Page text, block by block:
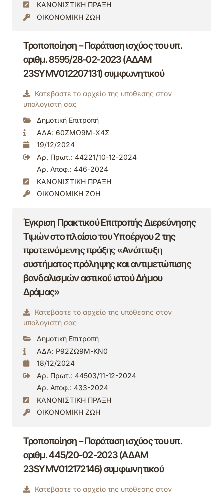
ΚΑΝΟΝΙΣΤΙΚΗ ΠΡΑΞΗ
ΟΙΚΟΝΟΜΙΚΗ ΖΩΗ
Τροποποίηση – Παράταση ισχύος του υπ.
αριθμ. 8595/28-02-2023 (ΑΔΑΜ
23SYMV012207131) συμφωνητικού
Κατεβάστε το αρχείο της υπόθεσης στον
υπολογιστή σας
Δημοτική Επιτροπή
ΑΔΑ: 60ΖΜΩ9Μ-Χ4Σ
19/12/2024
Αρ. Πρωτ.: 44221/10-12-2024
Αρ. Αποφ.: 446-2024
ΚΑΝΟΝΙΣΤΙΚΗ ΠΡΑΞΗ
ΟΙΚΟΝΟΜΙΚΗ ΖΩΗ
Έγκριση Πρακτικού Επιτροπής Διερεύνησης
Τιμών στο πλαίσιο του Υποέργου 2 της
προτεινόμενης πράξης «Ανάπτυξη
συστήματος πρόληψης και αντιμετώπισης
βανδαλισμών αστικού ιστού Δήμου
Δράμας»
Κατεβάστε το αρχείο της υπόθεσης στον
υπολογιστή σας
Δημοτική Επιτροπή
ΑΔΑ: Ρ92ΖΩ9Μ-ΚΝ0
18/12/2024
Αρ. Πρωτ.: 44503/11-12-2024
Αρ. Αποφ.: 433-2024
ΚΑΝΟΝΙΣΤΙΚΗ ΠΡΑΞΗ
ΟΙΚΟΝΟΜΙΚΗ ΖΩΗ
Τροποποίηση – Παράταση ισχύος του υπ.
αριθμ. 445/20-02-2023 (ΑΔΑΜ
23SYMV012172146) συμφωνητικού
Κατεβάστε το αρχείο της υπόθεσης στον